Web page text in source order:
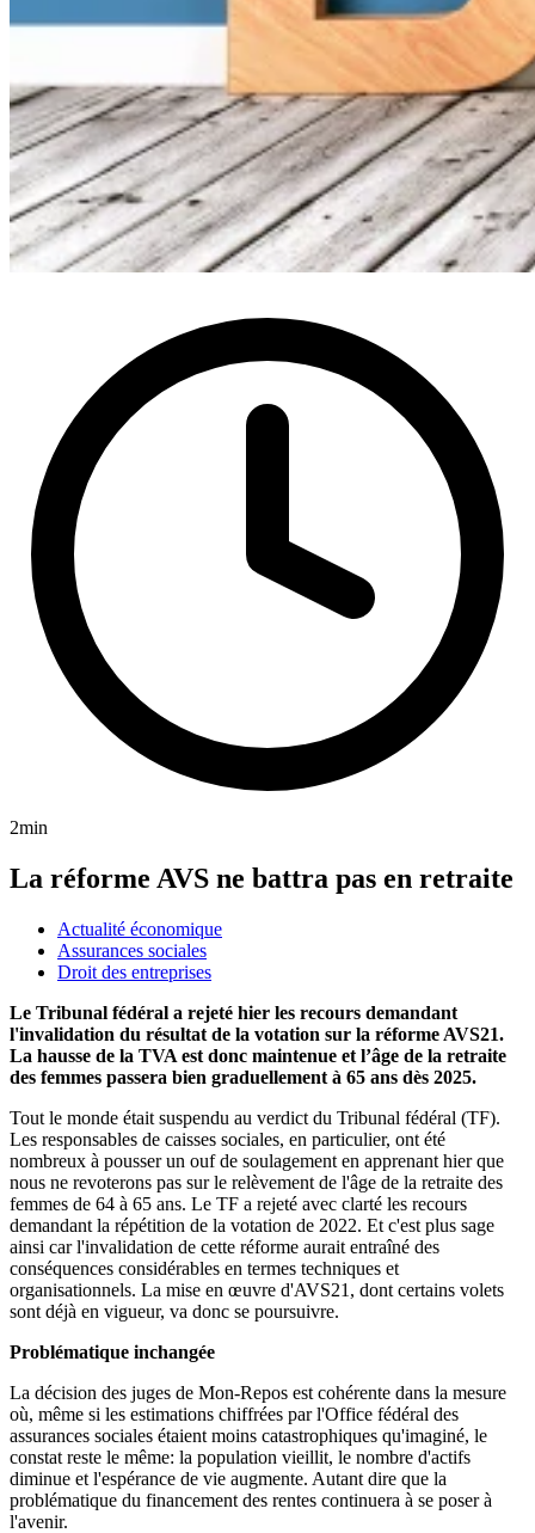
2min
La réforme AVS ne battra pas en retraite
Actualité économique
Assurances sociales
Droit des entreprises
Le Tribunal fédéral a rejeté hier les recours demandant
l'invalidation du résultat de la votation sur la réforme AVS21.
La hausse de la TVA est donc maintenue et l’âge de la retraite
des femmes passera bien graduellement à 65 ans dès 2025.
Tout le monde était suspendu au verdict du Tribunal fédéral (TF).
Les responsables de caisses sociales, en particulier, ont été
nombreux à pousser un ouf de soulagement en apprenant hier que
nous ne revoterons pas sur le relèvement de l'âge de la retraite des
femmes de 64 à 65 ans. Le TF a rejeté avec clarté les recours
demandant la répétition de la votation de 2022. Et c'est plus sage
ainsi car l'invalidation de cette réforme aurait entraîné des
conséquences considérables en termes techniques et
organisationnels. La mise en œuvre d'AVS21, dont certains volets
sont déjà en vigueur, va donc se poursuivre.
Problématique inchangée
La décision des juges de Mon-Repos est cohérente dans la mesure
où, même si les estimations chiffrées par l'Office fédéral des
assurances sociales étaient moins catastrophiques qu'imaginé, le
constat reste le même: la population vieillit, le nombre d'actifs
diminue et l'espérance de vie augmente. Autant dire que la
problématique du financement des rentes continuera à se poser à
l'avenir.